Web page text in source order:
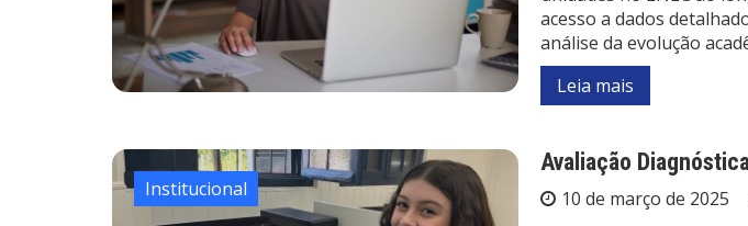
acesso a dados
análise da evolução
Leia mais
Institucional
Avaliação
10 de março de 2025